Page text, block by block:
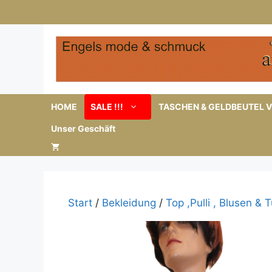
Inhalt
HOME SALE !!! TASCHEN & GELDBEUTEL
Unser Geschäft
Start / Bekleidung / Top ,Pulli , Blusen &